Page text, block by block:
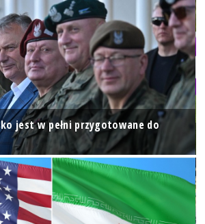
jest w pełni przygotowane do